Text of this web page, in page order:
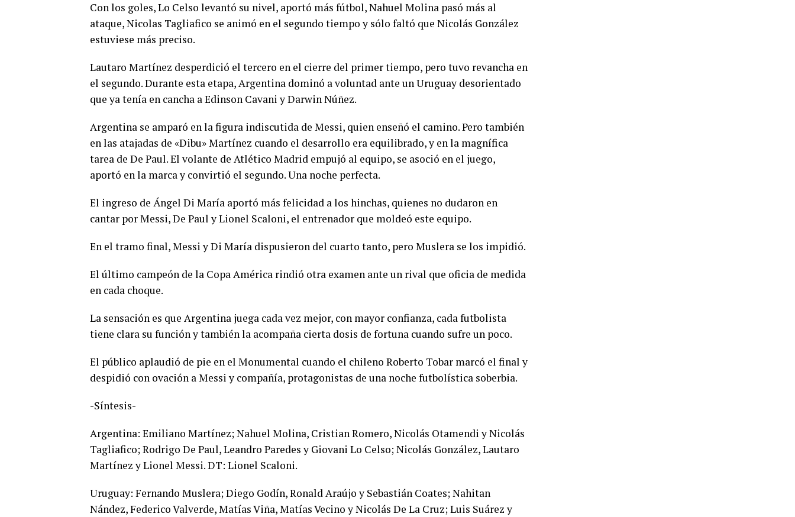
Con los goles, Lo Celso levantó su nivel, aportó más fútbol, Nahuel Molina pasó más al
ataque, Nicolas Tagliafico se animó en el segundo tiempo y sólo faltó que Nicolás González
estuviese más preciso.
Lautaro Martínez desperdició el tercero en el cierre del primer tiempo, pero tuvo revancha en
el segundo. Durante esta etapa, Argentina dominó a voluntad ante un Uruguay desorientado
que ya tenía en cancha a Edinson Cavani y Darwin Núñez.
Argentina se amparó en la figura indiscutida de Messi, quien enseñó el camino. Pero también
en las atajadas de «Dibu» Martínez cuando el desarrollo era equilibrado, y en la magnífica
tarea de De Paul. El volante de Atlético Madrid empujó al equipo, se asoció en el juego,
aportó en la marca y convirtió el segundo. Una noche perfecta.
El ingreso de Ángel Di María aportó más felicidad a los hinchas, quienes no dudaron en
cantar por Messi, De Paul y Lionel Scaloni, el entrenador que moldeó este equipo.
En el tramo final, Messi y Di María dispusieron del cuarto tanto, pero Muslera se los impidió.
El último campeón de la Copa América rindió otra examen ante un rival que oficia de medida
en cada choque.
La sensación es que Argentina juega cada vez mejor, con mayor confianza, cada futbolista
tiene clara su función y también la acompaña cierta dosis de fortuna cuando sufre un poco.
El público aplaudió de pie en el Monumental cuando el chileno Roberto Tobar marcó el final y
despidió con ovación a Messi y compañía, protagonistas de una noche futbolística soberbia.
-Síntesis-
Argentina: Emiliano Martínez; Nahuel Molina, Cristian Romero, Nicolás Otamendi y Nicolás
Tagliafico; Rodrigo De Paul, Leandro Paredes y Giovani Lo Celso; Nicolás González, Lautaro
Martínez y Lionel Messi. DT: Lionel Scaloni.
Uruguay: Fernando Muslera; Diego Godín, Ronald Araújo y Sebastián Coates; Nahitan
Nández, Federico Valverde, Matías Viña, Matías Vecino y Nicolás De La Cruz; Luis Suárez y